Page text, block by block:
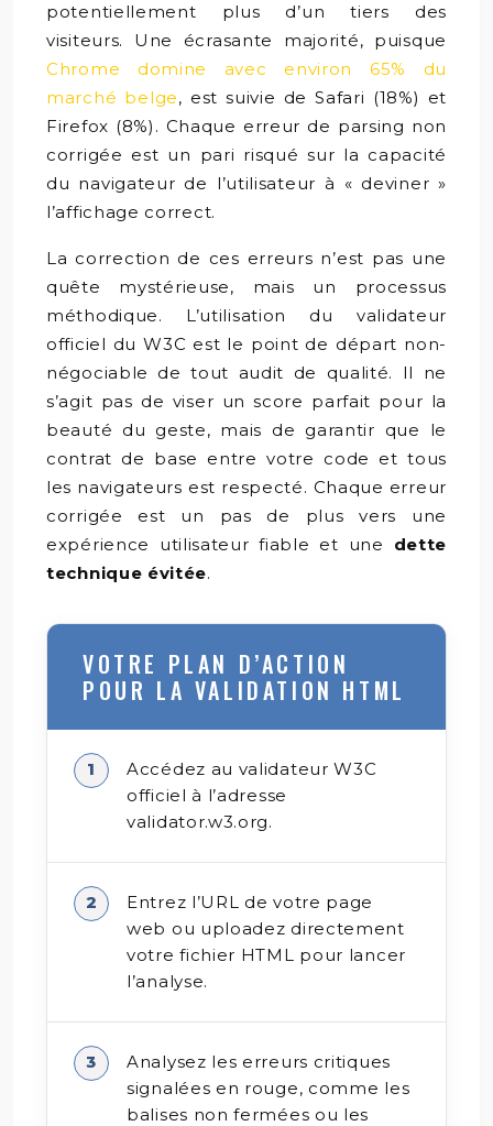
potentiellement plus d’un tiers des
visiteurs. Une écrasante majorité, puisque
Chrome domine avec environ 65% du
marché belge, est suivie de Safari (18%) et
Firefox (8%). Chaque erreur de parsing non
corrigée est un pari risqué sur la capacité
du navigateur de l’utilisateur à « deviner »
l’affichage correct.
La correction de ces erreurs n’est pas une
quête mystérieuse, mais un processus
méthodique. L’utilisation du validateur
officiel du W3C est le point de départ non-
négociable de tout audit de qualité. Il ne
s’agit pas de viser un score parfait pour la
beauté du geste, mais de garantir que le
contrat de base entre votre code et tous
les navigateurs est respecté. Chaque erreur
corrigée est un pas de plus vers une
expérience utilisateur fiable et une dette
technique évitée.
VOTRE PLAN D’ACTION
POUR LA VALIDATION HTML
Accédez au validateur W3C
officiel à l’adresse
validator.w3.org.
Entrez l’URL de votre page
web ou uploadez directement
votre fichier HTML pour lancer
l’analyse.
Analysez les erreurs critiques
signalées en rouge, comme les
balises non fermées ou les